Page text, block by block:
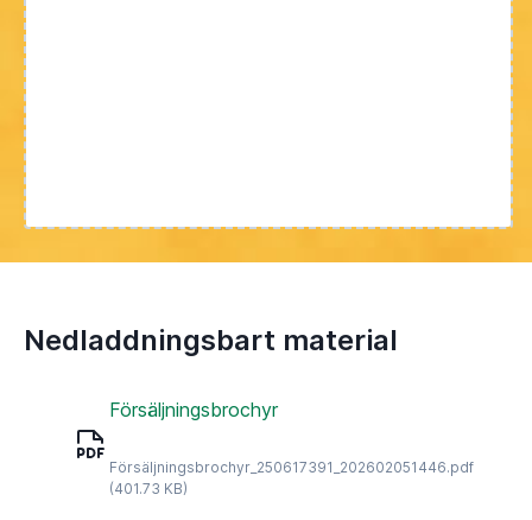
Nedladdningsbart material
Försäljningsbrochyr
Försäljningsbrochyr_250617391_202602051446.pdf
(401.73 KB)